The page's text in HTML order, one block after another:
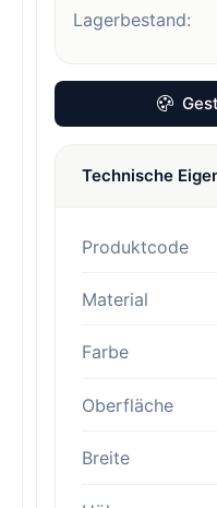
Lagerbestand:
Technische
Produktcode
Material
Farbe
Oberfläche
Breite